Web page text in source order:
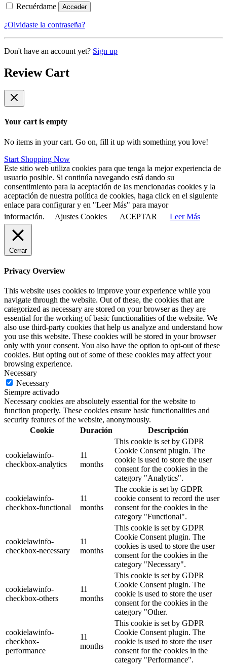
Recuérdame Acceder
¿Olvidaste la contraseña?
Don't have an account yet? Sign up
Review Cart
Your cart is empty
No items in your cart. Go on, fill it up with something you love!
Start Shopping Now
Este sitio web utiliza cookies para que tenga la mejor experiencia de
usuario posible. Si continúa navegando está dando su
consentimiento para la aceptación de las mencionadas cookies y la
aceptación de nuestra política de cookies, haga click en el siguiente
enlace para configurar y en "Leer Más" para mayor
información.
Ajustes Cookies ACEPTAR Leer Más
Cerrar
Privacy Overview
This website uses cookies to improve your experience while you
navigate through the website. Out of these, the cookies that are
categorized as necessary are stored on your browser as they are
essential for the working of basic functionalities of the website. We
also use third-party cookies that help us analyze and understand how
you use this website. These cookies will be stored in your browser
only with your consent. You also have the option to opt-out of these
cookies. But opting out of some of these cookies may affect your
browsing experience.
Necessary
Necessary
Siempre activado
Necessary cookies are absolutely essential for the website to
function properly. These cookies ensure basic functionalities and
security features of the website, anonymously.
Cookie
Duración Descripción
cookielawinfo-
checkbox-analytics
11
months
This cookie is set by GDPR
Cookie Consent plugin. The
cookie is used to store the user
consent for the cookies in the
category "Analytics".
cookielawinfo-
checkbox-functional
11
months
The cookie is set by GDPR
cookie consent to record the user
consent for the cookies in the
category "Functional".
cookielawinfo-
checkbox-necessary
11
months
This cookie is set by GDPR
Cookie Consent plugin. The
cookies is used to store the user
consent for the cookies in the
category "Necessary".
cookielawinfo-
checkbox-others
11
months
This cookie is set by GDPR
Cookie Consent plugin. The
cookie is used to store the user
consent for the cookies in the
category "Other.
cookielawinfo-
checkbox-
performance
11
months
This cookie is set by GDPR
Cookie Consent plugin. The
cookie is used to store the user
consent for the cookies in the
category "Performance".